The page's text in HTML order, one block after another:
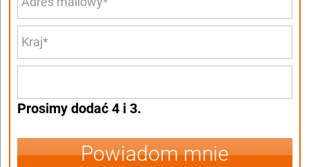
Prosimy dodać 4 i 3.
Powiadom mnie